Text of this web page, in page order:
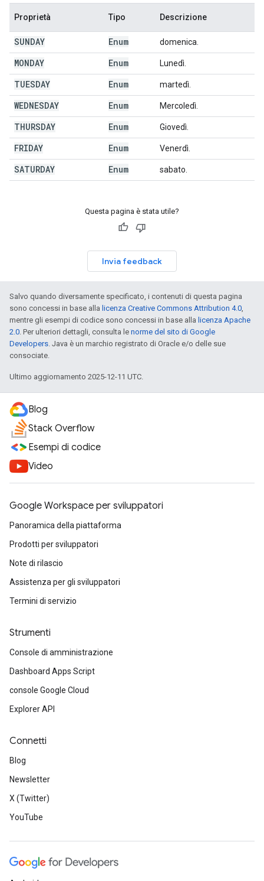
Proprietà Tipo Descrizione
SUNDAY Enum domenica.
MONDAY Enum Lunedì.
TUESDAY Enum martedì.
WEDNESDAY Enum Mercoledì.
THURSDAY Enum Giovedì.
FRIDAY Enum Venerdì.
SATURDAY Enum sabato.
Questa pagina è stata utile?
Invia feedback
Salvo quando diversamente specificato, i contenuti di questa pagina
sono concessi in base alla licenza Creative Commons Attribution 4.0,
mentre gli esempi di codice sono concessi in base alla licenza Apache
2.0. Per ulteriori dettagli, consulta le norme del sito di Google
Developers. Java è un marchio registrato di Oracle e/o delle sue
consociate.
Ultimo aggiornamento 2025-12-11 UTC.
Blog
Stack Overflow
Esempi di codice
Video
Google Workspace per sviluppatori
Panoramica della piattaforma
Prodotti per sviluppatori
Note di rilascio
Assistenza per gli sviluppatori
Termini di servizio
Strumenti
Console di amministrazione
Dashboard Apps Script
console Google Cloud
Explorer API
Connetti
Blog
Newsletter
X (Twitter)
YouTube